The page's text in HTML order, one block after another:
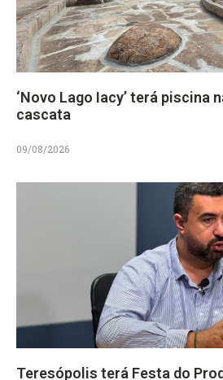
‘Novo Lago Iacy’ terá piscina
cascata
09/08/2026
Teresópolis terá Festa do